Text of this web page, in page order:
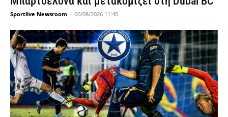
Sportlive Newsroom - 06/08/2026 11:40